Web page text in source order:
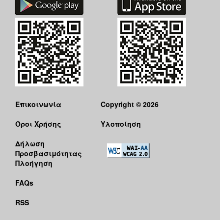
Επικοινωνία
Όροι Χρήσης
Δήλωση
Προσβασιμότητας
Πλοήγηση
FAQs
RSS
Copyright © 2026
Υλοποίηση